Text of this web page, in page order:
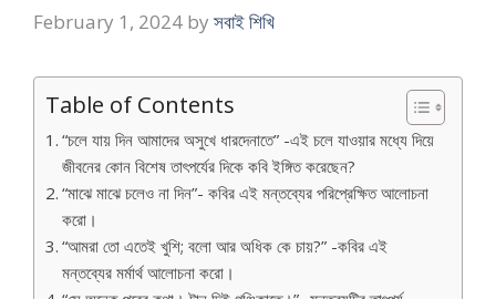
February 1, 2024 by সবাই শিখি
Table of Contents
“চলে যায় দিন আমাদের অসুখে ধারদেনাতে” -এই চলে যাওয়ার মধ্যে দিয়ে
জীবনের কোন বিশেষ তাৎপর্যের দিকে কবি ইঙ্গিত করেছেন?
“মাঝে মাঝে চলেও না দিন”- কবির এই মন্তব্যের পরিপ্রেক্ষিত আলােচনা
করাে।
“আমরা তাে এতেই খুশি; বলাে আর অধিক কে চায়?” -কবির এই
মন্তব্যের মর্মার্থ আলােচনা করাে।